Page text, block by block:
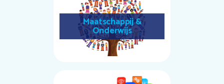
Maatschappij &
Onderwijs